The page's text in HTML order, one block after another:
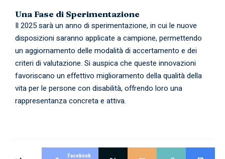
Una Fase di Sperimentazione
Il 2025 sarà un anno di sperimentazione, in cui le nuove
disposizioni saranno applicate a campione, permettendo
un aggiornamento delle modalità di accertamento e dei
criteri di valutazione. Si auspica che queste innovazioni
favoriscano un effettivo miglioramento della qualità della
vita per le persone con disabilità, offrendo loro una
rappresentanza concreta e attiva.
Facebook